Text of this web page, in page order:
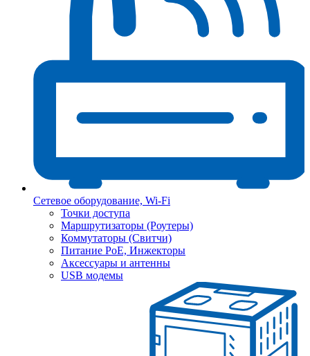
Сетевое оборудование, Wi-Fi
Точки доступа
Маршрутизаторы (Роутеры)
Коммутаторы (Свитчи)
Питание PoE, Инжекторы
Аксессуары и антенны
USB модемы